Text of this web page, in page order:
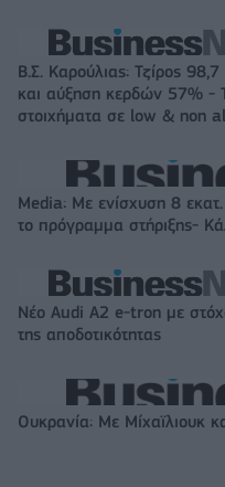
Β.Σ. Καρούλιας: Τζίρος
και αύξηση κερδών 57% -
στοιχήματα σε low & non
Media: Με ενίσχυση 8
το πρόγραμμα στήριξης-
Νέο Audi A2 e-tron με
της αποδοτικότητας
Ουκρανία: Με Μίχαϊλιουκ